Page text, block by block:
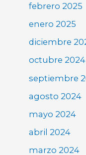
febrero 2025
enero 2025
diciembre
octubre 2024
septiembre
agosto 2024
mayo 2024
abril 2024
marzo 2024